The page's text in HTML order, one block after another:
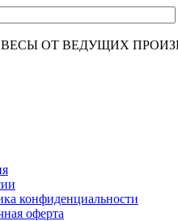
ОТ ВЕДУЩИХ
конфиденциальности
оферта